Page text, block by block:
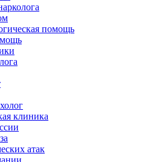
помощь
клиника
атак